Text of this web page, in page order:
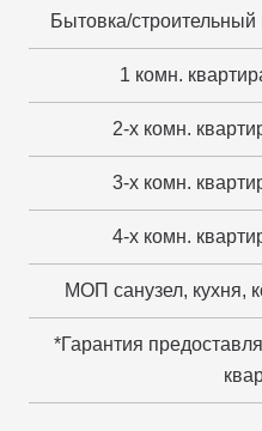
Бытовка/строительный
1 комн.
2-х комн.
3-х комн.
4-х комн.
МОП санузел, кухня,
*Гарантия